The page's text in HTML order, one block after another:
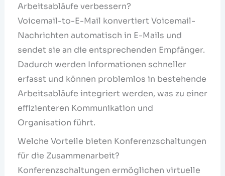
Arbeitsabläufe verbessern?
Voicemail-to-E-Mail konvertiert Voicemail-
Nachrichten automatisch in E-Mails und
sendet sie an die entsprechenden Empfänger.
Dadurch werden Informationen schneller
erfasst und können problemlos in bestehende
Arbeitsabläufe integriert werden, was zu einer
effizienteren Kommunikation und
Organisation führt.
Welche Vorteile bieten Konferenzschaltungen
für die Zusammenarbeit?
Konferenzschaltungen ermöglichen virtuelle